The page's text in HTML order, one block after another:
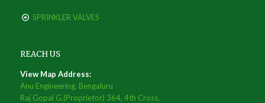
SPRINKLER VALVES
REACH US
View Map Address:
Anu Engineering, Bengaluru
Raj Gopal G.(Proprietor) 364, 4th Cross,